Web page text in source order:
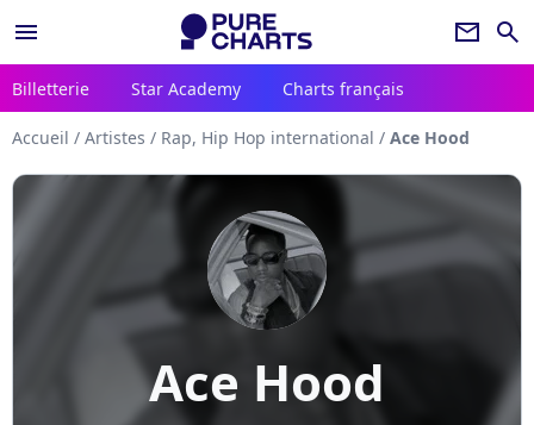
menu newsletter search
Billetterie Star Academy Charts français
Accueil / Artistes / Rap, Hip Hop international / Ace Hood
Ace Hood